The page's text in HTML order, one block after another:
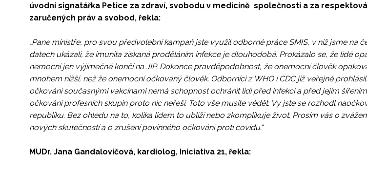
úvodní signatářka Petice za zdraví, svobodu v medicíně společnosti a za
zaručených práv a svobod, řekla:
„Pane ministře, pro svou předvolební kampaň jste využil odborné práce SMIS, v níž jsme na
datech ukázali, že imunita získaná proděláním infekce je dlouhodobá. Prokázalo se, že lidé
nemocní jen výjimečně končí na JIP. Dokonce pravděpodobnost, že onemocní člověk
mnohem nižší, než že onemocní očkovaný člověk. Odborníci z WHO i CDC již veřejně
očkování současnými vakcínami nemá schopnost ochránit lidi před infekcí a před jejím
očkování profesních skupin proto nic neřeší. Toto vše musíte vědět. Vy jste se rozhodl
republiku. Bez ohledu na to, kolika lidem to ublíží nebo zkomplikuje život. Prosím vás o
nových skutečností a o zrušení povinného očkování proti covidu.“
MUDr. Jana Gandalovičová, kardiolog, Iniciativa 21, řekla: